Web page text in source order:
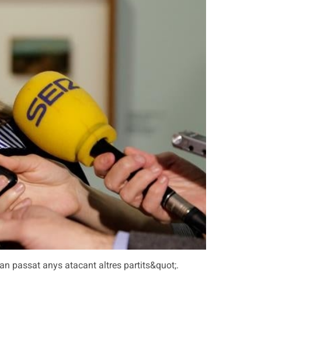
passat anys atacant altres partits&quot;.